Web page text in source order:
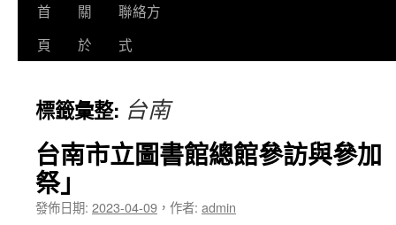
首
頁
關
於
聯絡方
式
標籤彙整: 台南
台南市立圖書館總館參訪與參加
祭」
發佈日期: 2023-04-09 ， 作者: admin